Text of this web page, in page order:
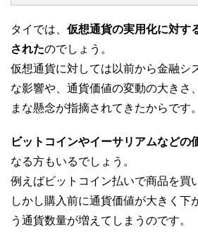
タイでは、 仮想通貨の実用化に対す
されたのでしょう。
仮想通貨に対しては以前から金融シ
な影響や、通貨価値の変動の大きさ
まな懸念が指摘されてきたからです。
ビットコインやイーサリアムなどの
なる方もいるでしょう。
例えばビットコイン払いで商品を買
しかし購入前に通貨価値が大きく下
う通貨数量が増えてしまうのです。